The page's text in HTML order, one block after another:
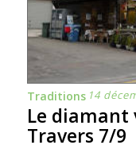
Traditions 14
Le diamant
Travers 7/9